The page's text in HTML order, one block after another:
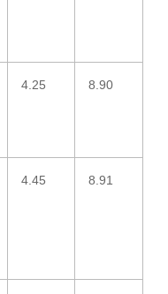
4.25 8.90
4.45 8.91